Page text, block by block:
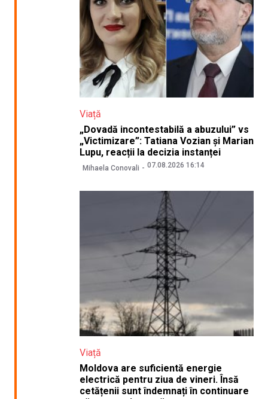
Viață
„Dovadă incontestabilă a abuzului” vs
„Victimizare”: Tatiana Vozian și Marian
Lupu, reacții la decizia instanței
Mihaela Conovali 07.08.2026 16:14
Viață
Moldova are suficientă energie
electrică pentru ziua de vineri. Însă
cetățenii sunt îndemnați în continuare